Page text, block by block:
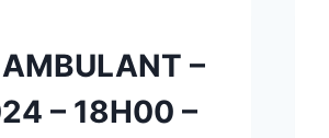
–
– 18H00 –